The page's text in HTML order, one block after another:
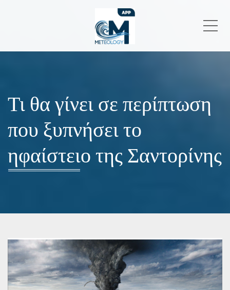
Τι θα γίνει σε περίπτωση
που ξυπνήσει το
ηφαίστειο της Σαντορίνης